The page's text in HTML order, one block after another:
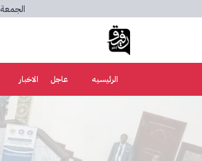
الجمعة
الرئيسيه عاجل الاخبار